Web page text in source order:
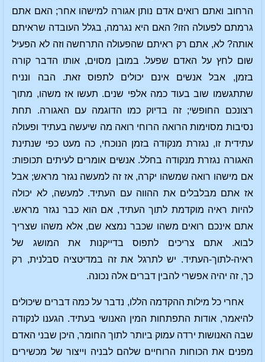
הרחוב ואתם רואים אדם נותן אגורה למישהו אחר; האם אתם
גרמתם לפעולה הזו? האם היא נגרמה, בגלל העובדה שראיתם
אותה? לא, אתם רק ראיתם שהפעולה התרחשה וזה לא הפעיל
שום לחץ על האדם שפעל. במובן מסוים, אותו הדבר קורה
בזמן, אבל אנשים אינם יכולים לתפוס זאת. הבה ונניח
שתתגשמו שוב בעוד כמה אלפי שנים. תעשו אז משהו, מתוך
רצונכם החופשי; זה בדיוק כמו הדוגמה עם האגורה. תחת
נסיבות מסוימות הרואה הרוחי רואה מה שיעשה בעתיד ופעולה
עתידית זו, נגזרת מנקודה בזמן הנוכחי, כה מעט כפי שנתינת
האגורה נגזרת מנקודה בחלל. אנשים אומרים לעיתים תכופות:
אם מישהו רואה שמשהו יקרה, אז זה למעשה נגזר מראש; אבל
אז אתם מבלבלים את ההווה עם העתיד. למעשה, לא יכולה
להיות ראיה מוקדמת לתוך העתיד, אם הוא כבר נגזר מראש.
אתם אינכם רואים משהו שכבר נמצא שם, אלא משהו שצריך
לבוא. אתם צריכים לתפוס בדייקנות את המושג של
ראיה-לתוך-העתיד. יש לתרגל את זה במדיטציה סבלנית, רק
כך, זה יהיה אפשרי להבין דברים אלה נכונה.
אחרי כל מילות ההקדמה הללו, נדבר על כמה דברים שיכולים
להיאמר, אודות התפתחות המין האנושי בעתיד. הגענו לנקודה
שבה האנושות ירדה עמוק ביותר לתוך החומר, היכן שבני האדם
מפנים את הכוחות הרוחיים שלהם לבניה וייצור של מכשירים